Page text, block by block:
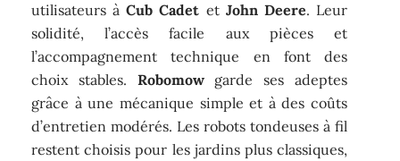
utilisateurs àCub Cadet et John Deere. Leur
solidité, l’accès facile aux pièces et
l’accompagnement technique en font des
choix stables. Robomowgarde ses adeptes
grâce à une mécanique simple et à des coûts
d’entretien modérés. Les robots tondeuses à fil
restent choisis pour les jardins plus classiques,